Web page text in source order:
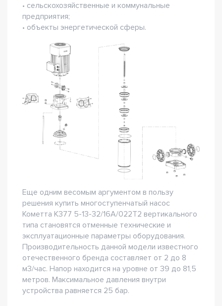
• сельскохозяйственные и коммунальные
предприятия;
• объекты энергетической сферы.
Еще одним весомым аргументом в пользу
решения купить многоступенчатый насос
Кометта К377 5-13-32/16А/022Т2 вертикального
типа становятся отменные технические и
эксплуатационные параметры оборудования.
Производительность данной модели известного
отечественного бренда составляет от 2 до 8
м3/час. Напор находится на уровне от 39 до 81,5
метров. Максимальное давления внутри
устройства равняется 25 бар.